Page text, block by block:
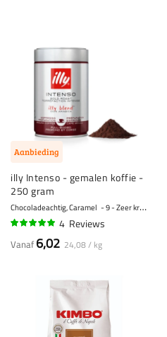
Aanbieding
illy Intenso - gemalen koffie -
250 gram
Chocoladeachtig, Caramel 9 - Zeer krachtig
4 Reviews
Vanaf 6,02 24,08 / kg